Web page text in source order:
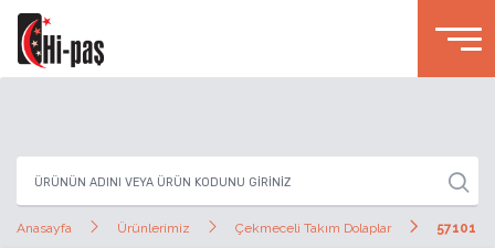
Anasayfa Ürünlerimiz Çekmeceli Takım Dolaplar 57101